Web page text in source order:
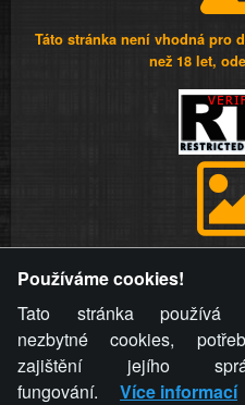
Táto stránka není vhodná pro
než 18 let,
videa a komentáře. Osoba,
stránky týče, ani osoba, která
stránku, nemůže z důvodu
komentáře pro výše
provozovateli stránky žádný
Používáme cookies!
Tato stránka používá
nezbytné cookies,
zajištění jejího
fungování.
Více informací